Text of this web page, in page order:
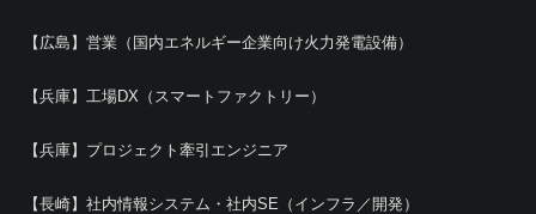
【広島】営業（国内エネルギー企業向け火力発電設備）
【兵庫】工場DX（スマートファクトリー）
【兵庫】プロジェクト牽引エンジニア
【長崎】社内情報システム・社内SE（インフラ／開発）